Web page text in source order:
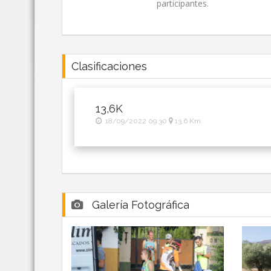
participantes.
Clasificaciones
13,6K
18/09/2022 09:30 13,6 Km
Galería Fotográfica